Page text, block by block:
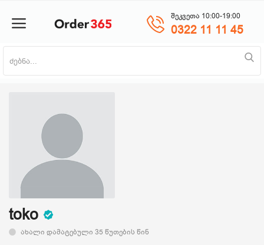
შეკვეთა 10:00-19:00
0322 11 11 45
ნაძვის ხე
მობილურები
პლანშეტი
toko
ახალი დამატებული 35 წუთების წინ